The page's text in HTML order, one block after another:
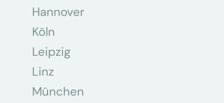
Hannover
Köln
Leipzig
Linz
München